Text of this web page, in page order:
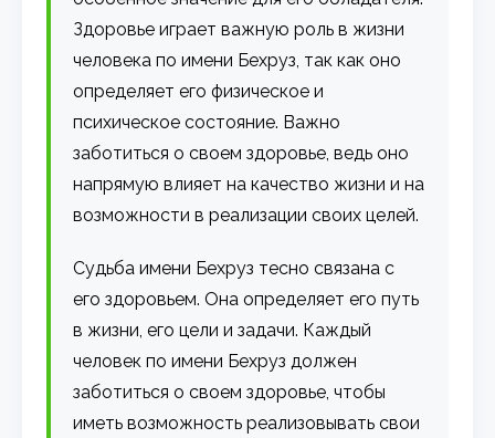
Здоровье играет важную роль в жизни
человека по имени Бехруз, так как оно
определяет его физическое и
психическое состояние. Важно
заботиться о своем здоровье, ведь оно
напрямую влияет на качество жизни и на
возможности в реализации своих целей.
Судьба имени Бехруз тесно связана с
его здоровьем. Она определяет его путь
в жизни, его цели и задачи. Каждый
человек по имени Бехруз должен
заботиться о своем здоровье, чтобы
иметь возможность реализовывать свои